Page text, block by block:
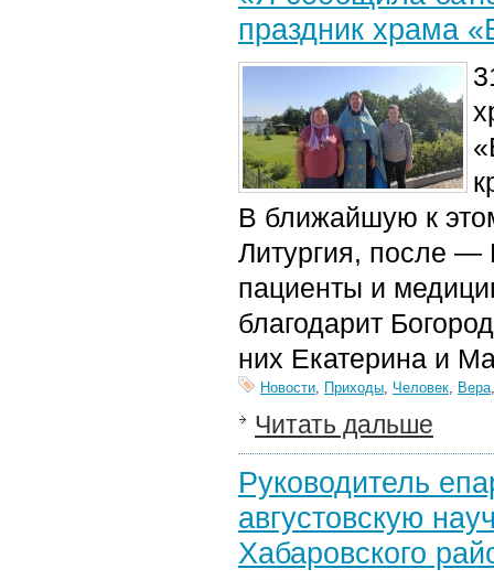
праздник храма
В ближайшую к
Литургия, после —
пациенты и
благодарит
них Екатерина и
Новости, Приходы, Человек, Вера
Читать дальше
Руководитель
августовскую
Хабаровского